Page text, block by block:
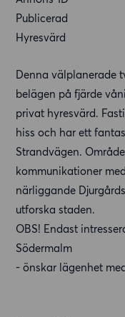
Publicerad
Hyresvärd
Denna välplanerade
belägen på fjärde
privat hyresvärd.
hiss och har ett
Strandvägen.
kommunikationer
närliggande
utforska staden.
OBS! Endast
Södermalm
- önskar lägenhet